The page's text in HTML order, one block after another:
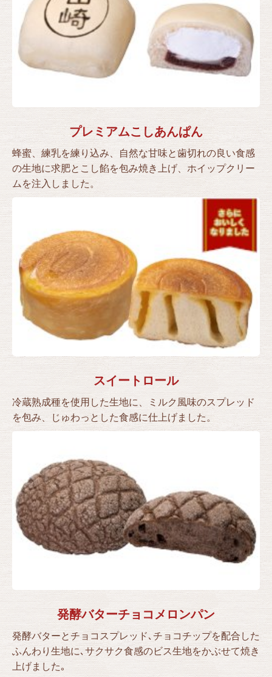
プレミアムこしあんぱん
蜂蜜、練乳を練り込み、自然な甘味と歯切れの良い食感
の生地に求肥とこし餡を包み焼き上げ、ホイップクリー
ムを注入しました。
スイートロール
冷蔵熟成種を使用した生地に、ミルク風味のスプレッド
を包み、じゅわっとした食感に仕上げました。
発酵バターチョコメロンパン
発酵バターとチョコスプレッド､チョコチップを配合した
ふんわり生地に､サクサク食感のビス生地をかぶせて焼き
上げました｡